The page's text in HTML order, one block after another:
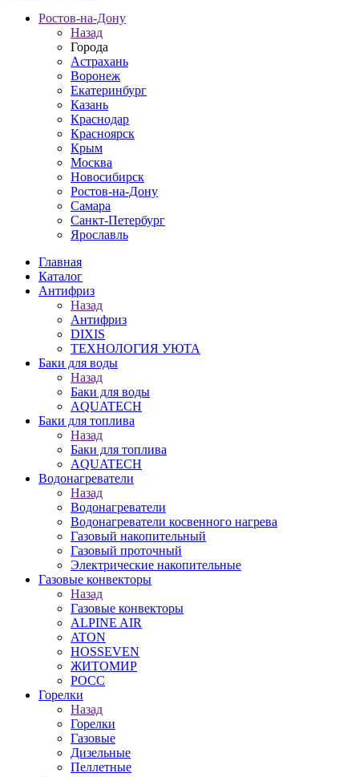
Ростов-на-Дону
Назад
Города
Астрахань
Воронеж
Екатеринбург
Казань
Краснодар
Красноярск
Крым
Москва
Новосибирск
Ростов-на-Дону
Самара
Санкт-Петербург
Ярославль
Главная
Каталог
Антифриз
Назад
Антифриз
DIXIS
ТЕХНОЛОГИЯ УЮТА
Баки для воды
Назад
Баки для воды
AQUATECH
Баки для топлива
Назад
Баки для топлива
AQUATECH
Водонагреватели
Назад
Водонагреватели
Водонагреватели косвенного нагрева
Газовый накопительный
Газовый проточный
Электрические накопительные
Газовые конвекторы
Назад
Газовые конвекторы
ALPINE AIR
ATON
HOSSEVEN
ЖИТОМИР
РОСС
Горелки
Назад
Горелки
Газовые
Дизельные
Пеллетные